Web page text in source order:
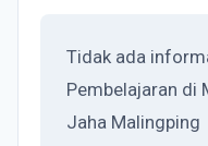
Tidak ada
Pembelajaran di
Jaha Malingping